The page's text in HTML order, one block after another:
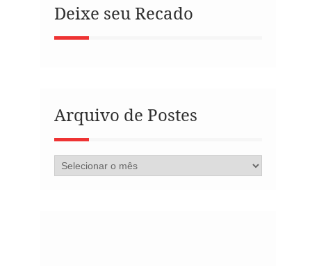
Deixe seu Recado
Arquivo de Postes
Arquivo